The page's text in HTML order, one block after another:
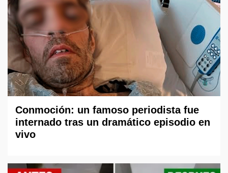
Conmoción: un famoso periodista fue
internado tras un dramático episodio en
vivo